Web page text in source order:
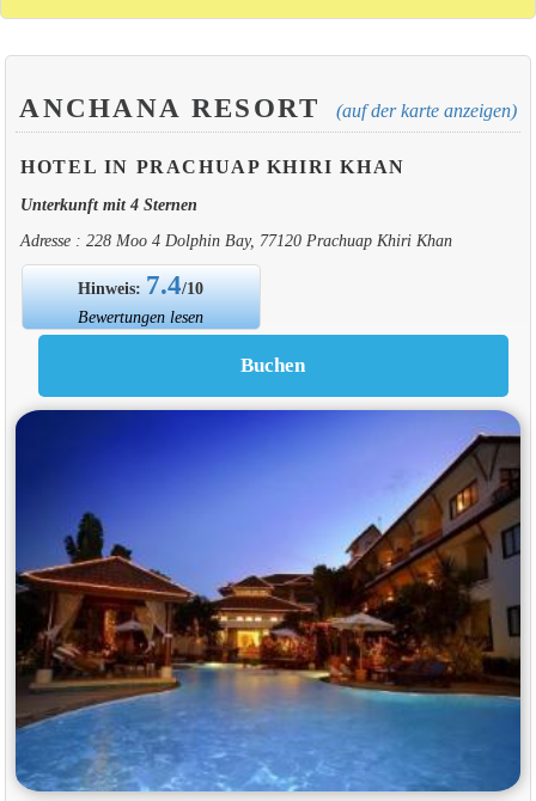
ANCHANA RESORT (auf der karte anzeigen)
HOTEL IN PRACHUAP KHIRI KHAN
Unterkunft mit 4 Sternen
Adresse : 228 Moo 4 Dolphin Bay, 77120 Prachuap Khiri Khan
Hinweis: 7.4/10
Bewertungen lesen